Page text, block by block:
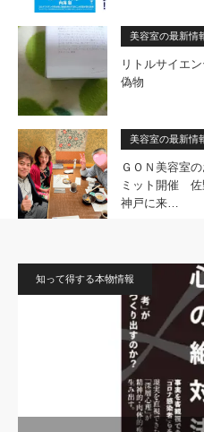
美容室の最新情
リトルサイエ
偽物
美容室の最新情
ＧＯＮ美容室
ミット開催 佐
神戸に来…
知って得する本物情報